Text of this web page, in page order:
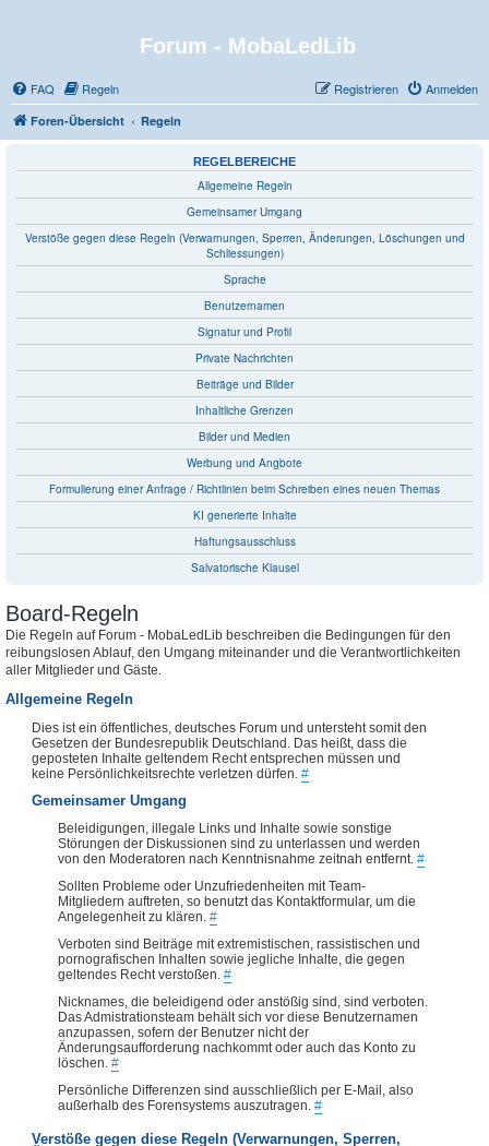
Forum - MobaLedLib
FAQ Regeln Anmelden
Registrieren
Foren-Übersicht Regeln
REGELBEREICHE
Allgemeine Regeln
Gemeinsamer Umgang
Verstöße gegen diese Regeln (Verwarnungen, Sperren, Änderungen, Löschungen und
Schliessungen)
Sprache
Benutzernamen
Signatur und Profil
Private Nachrichten
Beiträge und Bilder
Inhaltliche Grenzen
Bilder und Medien
Werbung und Angbote
Formulierung einer Anfrage / Richtlinien beim Schreiben eines neuen Themas
KI generierte Inhalte
Haftungsausschluss
Salvatorische Klausel
Board-Regeln
Die Regeln auf Forum - MobaLedLib beschreiben die Bedingungen für den
reibungslosen Ablauf, den Umgang miteinander und die Verantwortlichkeiten
aller Mitglieder und Gäste.
Allgemeine Regeln
Dies ist ein öffentliches, deutsches Forum und untersteht somit den
Gesetzen der Bundesrepublik Deutschland. Das heißt, dass die
geposteten Inhalte geltendem Recht entsprechen müssen und
keine Persönlichkeitsrechte verletzen dürfen. #
Gemeinsamer Umgang
Beleidigungen, illegale Links und Inhalte sowie sonstige
Störungen der Diskussionen sind zu unterlassen und werden
von den Moderatoren nach Kenntnisnahme zeitnah entfernt. #
Sollten Probleme oder Unzufriedenheiten mit Team-
Mitgliedern auftreten, so benutzt das Kontaktformular, um die
Angelegenheit zu klären. #
Verboten sind Beiträge mit extremistischen, rassistischen und
pornografischen Inhalten sowie jegliche Inhalte, die gegen
geltendes Recht verstoßen. #
Nicknames, die beleidigend oder anstößig sind, sind verboten.
Das Admistrationsteam behält sich vor diese Benutzernamen
anzupassen, sofern der Benutzer nicht der
Änderungsaufforderung nachkommt oder auch das Konto zu
löschen. #
Persönliche Differenzen sind ausschließlich per E-Mail, also
außerhalb des Forensystems auszutragen. #
Verstöße gegen diese Regeln (Verwarnungen, Sperren,